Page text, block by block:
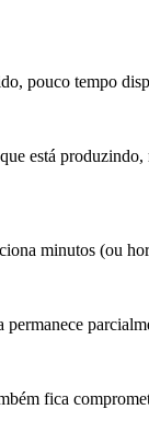
pouco tempo
está
minutos (ou
fica